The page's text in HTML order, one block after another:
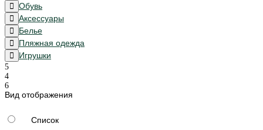
Обувь
Аксессуары
Белье
Пляжная одежда
Игрушки
Вид отображения
Список